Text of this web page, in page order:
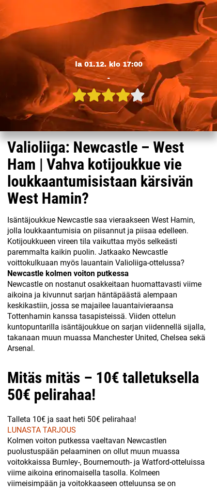
la 01.12. klo 17:00
-
Valioliiga: Newcastle – West
Ham | Vahva kotijoukkue vie
loukkaantumisistaan kärsivän
West Hamin?
Isäntäjoukkue Newcastle saa vieraakseen West Hamin,
jolla loukkaantumisia on piisannut ja piisaa edelleen.
Kotijoukkueen vireen tila vaikuttaa myös selkeästi
paremmalta kaikin puolin. Jatkaako Newcastle
voittokulkuaan myös lauantain Valioliiga-ottelussa?
Newcastle kolmen voiton putkessa
Newcastle on nostanut osakkeitaan huomattavasti viime
aikoina ja kivunnut sarjan häntäpäästä alempaan
keskikastiin, jossa se majailee lauantaivieraansa
Tottenhamin kanssa tasapisteissä. Viiden ottelun
kuntopuntarilla isäntäjoukkue on sarjan viidennellä sijalla,
takanaan muun muassa Manchester United, Chelsea sekä
Arsenal.
Mitäs mitäs – 10€ talletuksella
50€ pelirahaa!
Talleta 10€ ja saat heti 50€ pelirahaa!
LUNASTA TARJOUS
Kolmen voiton putkessa vaeltavan Newcastlen
puolustuspään pelaaminen on ollut muun muassa
voitokkaissa Burnley-, Bournemouth- ja Watford-otteluissa
viime aikoina erinomaisella tasolla. Kolmeen
viimeisimpään ja voitokkaaseen otteluunsa se on